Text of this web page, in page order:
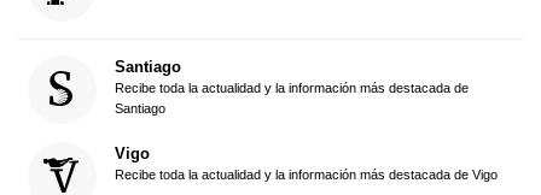
Santiago
Recibe toda la actualidad y la información más destacada de
Santiago
Vigo
Recibe toda la actualidad y la información más destacada de Vigo